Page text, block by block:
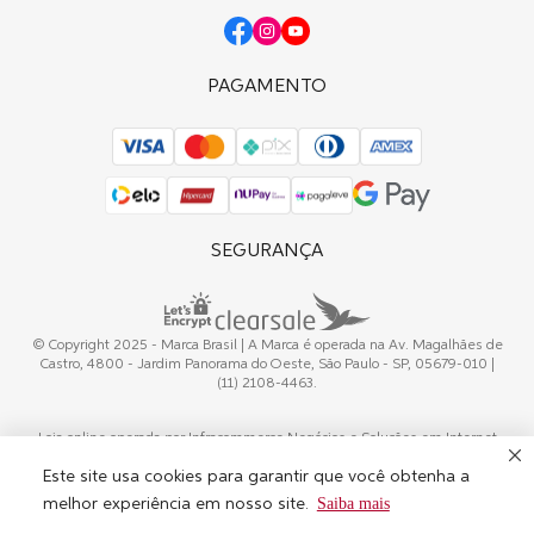
Este site usa cookies para garantir que você obtenha a
melhor experiência em nosso site.
Saiba mais
Sebastian Professional
PAGAMENTO
SEGURANÇA
© Copyright 2025 - Marca Brasil | A Marca é operada na Av. Magalhães de
Castro, 4800 - Jardim Panorama do Oeste, São Paulo - SP, 05679-010 |
(11) 2108-4463.
Loja online operada por Infracommerce Negócios e Soluções em Internet
Powerd by